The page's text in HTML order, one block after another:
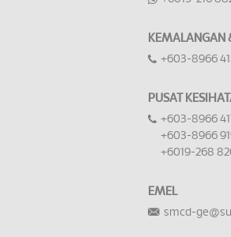
KEMALANGAN
+603-8966
PUSAT
+603-8966
+603-8966
+6019-268
EMEL
smcd-